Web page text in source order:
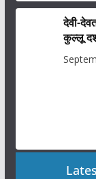
देवी-
कुल्लू